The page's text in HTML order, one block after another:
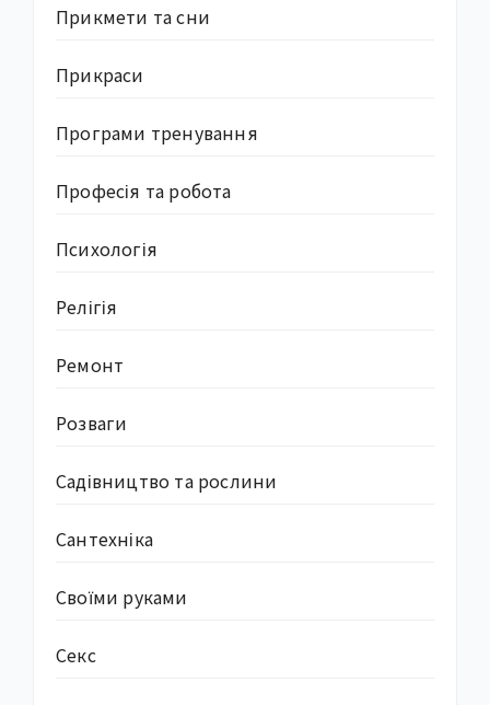
Прикмети та сни
Прикраси
Програми тренування
Професія та робота
Психологія
Релігія
Ремонт
Розваги
Садівництво та рослини
Сантехніка
Своїми руками
Секс